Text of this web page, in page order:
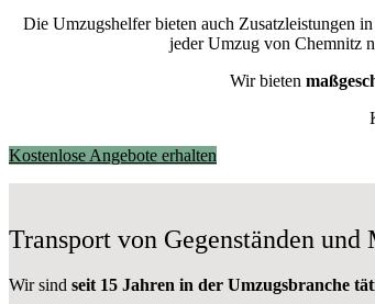
Die Umzugshelfer bieten auch Zusatzleistungen
jeder Umzug von Chemnitz
Wir bieten
Kostenlose Angebote erhalten
Transport von Gegenständen
Wir sind seit 15 Jahren in der Umzugsbranche